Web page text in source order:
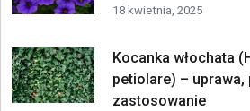
18 kwietnia, 2025
Kocanka włochata
petiolare) – uprawa,
zastosowanie